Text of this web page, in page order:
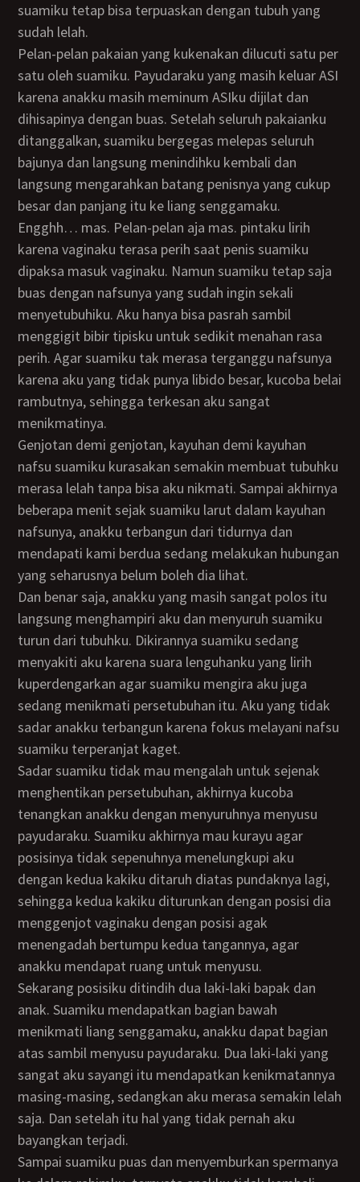
suamiku tetap bisa terpuaskan dengan tubuh yang
sudah lelah.
Pelan-pelan pakaian yang kukenakan dilucuti satu per
satu oleh suamiku. Payudaraku yang masih keluar ASI
karena anakku masih meminum ASIku dijilat dan
dihisapinya dengan buas. Setelah seluruh pakaianku
ditanggalkan, suamiku bergegas melepas seluruh
bajunya dan langsung menindihku kembali dan
langsung mengarahkan batang penisnya yang cukup
besar dan panjang itu ke liang senggamaku.
Engghh… mas. Pelan-pelan aja mas. pintaku lirih
karena vaginaku terasa perih saat penis suamiku
dipaksa masuk vaginaku. Namun suamiku tetap saja
buas dengan nafsunya yang sudah ingin sekali
menyetubuhiku. Aku hanya bisa pasrah sambil
menggigit bibir tipisku untuk sedikit menahan rasa
perih. Agar suamiku tak merasa terganggu nafsunya
karena aku yang tidak punya libido besar, kucoba belai
rambutnya, sehingga terkesan aku sangat
menikmatinya.
Genjotan demi genjotan, kayuhan demi kayuhan
nafsu suamiku kurasakan semakin membuat tubuhku
merasa lelah tanpa bisa aku nikmati. Sampai akhirnya
beberapa menit sejak suamiku larut dalam kayuhan
nafsunya, anakku terbangun dari tidurnya dan
mendapati kami berdua sedang melakukan hubungan
yang seharusnya belum boleh dia lihat.
Dan benar saja, anakku yang masih sangat polos itu
langsung menghampiri aku dan menyuruh suamiku
turun dari tubuhku. Dikirannya suamiku sedang
menyakiti aku karena suara lenguhanku yang lirih
kuperdengarkan agar suamiku mengira aku juga
sedang menikmati persetubuhan itu. Aku yang tidak
sadar anakku terbangun karena fokus melayani nafsu
suamiku terperanjat kaget.
Sadar suamiku tidak mau mengalah untuk sejenak
menghentikan persetubuhan, akhirnya kucoba
tenangkan anakku dengan menyuruhnya menyusu
payudaraku. Suamiku akhirnya mau kurayu agar
posisinya tidak sepenuhnya menelungkupi aku
dengan kedua kakiku ditaruh diatas pundaknya lagi,
sehingga kedua kakiku diturunkan dengan posisi dia
menggenjot vaginaku dengan posisi agak
menengadah bertumpu kedua tangannya, agar
anakku mendapat ruang untuk menyusu.
Sekarang posisiku ditindih dua laki-laki bapak dan
anak. Suamiku mendapatkan bagian bawah
menikmati liang senggamaku, anakku dapat bagian
atas sambil menyusu payudaraku. Dua laki-laki yang
sangat aku sayangi itu mendapatkan kenikmatannya
masing-masing, sedangkan aku merasa semakin lelah
saja. Dan setelah itu hal yang tidak pernah aku
bayangkan terjadi.
Sampai suamiku puas dan menyemburkan spermanya